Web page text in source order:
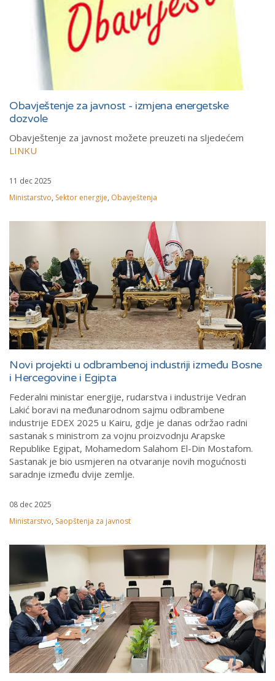
Obavještenje za javnost - izmjena energetske
dozvole
Obavještenje za javnost možete preuzeti na sljedećem
LINKU
11 dec 2025
Ministarstvo, Sektor energije, Obavještenja
Novi projekti u odbrambenoj industriji između Bosne
i Hercegovine i Egipta
Federalni ministar energije, rudarstva i industrije Vedran
Lakić boravi na međunarodnom sajmu odbrambene
industrije EDEX 2025 u Kairu, gdje je danas održao radni
sastanak s ministrom za vojnu proizvodnju Arapske
Republike Egipat, Mohamedom Salahom El-Din Mostafom.
Sastanak je bio usmjeren na otvaranje novih mogućnosti
saradnje između dvije zemlje.
08 dec 2025
Ministarstvo, Saopštenja za javnost